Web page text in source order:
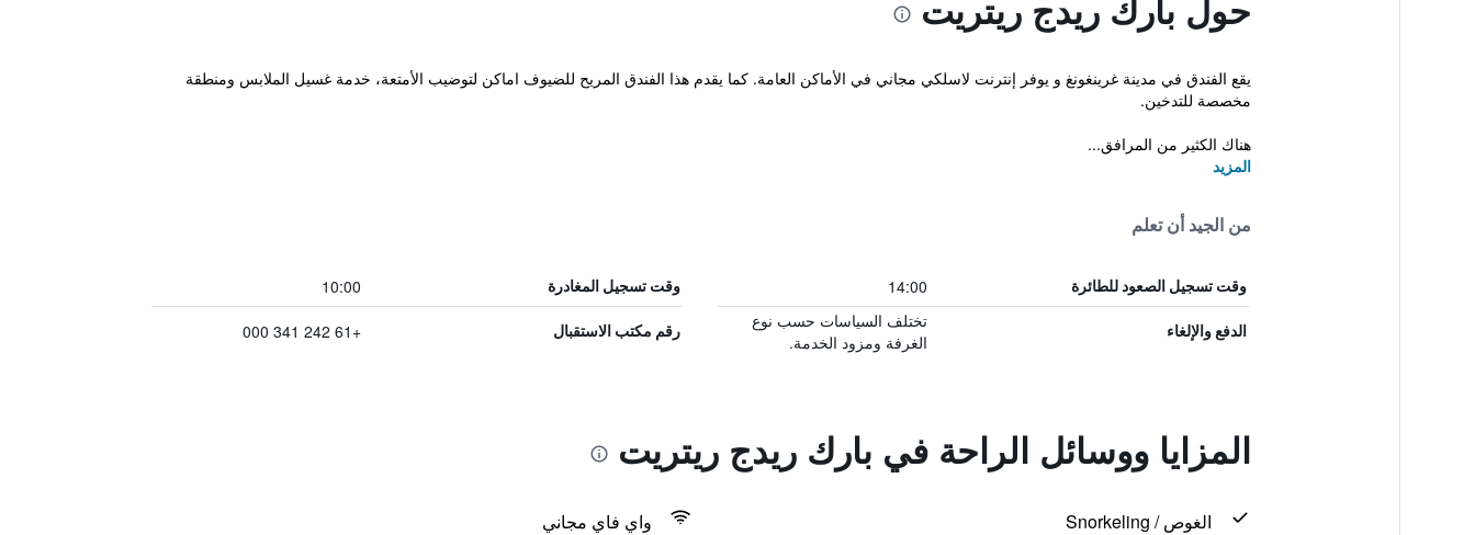
يقع الفندق في مدينة غرينغونغ و يوفر إنترنت لاسلكي مجاني في الأماكن العامة. كما يقدم هذا الفندق المريح للضيوف اماكن لتوضيب الأمتعة، خدمة غسيل الملابس ومنطقة
مخصصة للتدخين.
هناك الكثير من المرافق...
المزيد
من الجيد أن تعلم
وقت تسجيل الصعود للطائرة 14:00 وقت تسجيل المغادرة 10:00
الدفع والإلغاء
تختلف السياسات حسب نوع
الغرفة ومزود الخدمة.
رقم مكتب الاستقبال +61 242 341 000
المزايا ووسائل الراحة في بارك ريدج ريتريت
الغوص / Snorkeling واي فاي مجاني